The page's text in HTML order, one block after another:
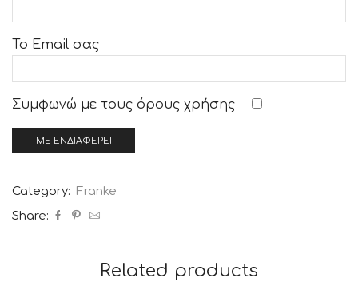
Το Email σας
Συμφωνώ με τους όρους χρήσης
Category:
Franke
Share:
Related products